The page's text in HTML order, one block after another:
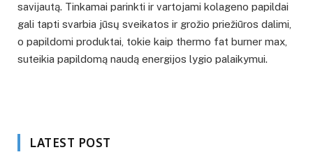
savijautą. Tinkamai parinkti ir vartojami kolageno papildai
gali tapti svarbia jūsų sveikatos ir grožio priežiūros dalimi,
o papildomi produktai, tokie kaip thermo fat burner max,
suteikia papildomą naudą energijos lygio palaikymui.
LATEST POST